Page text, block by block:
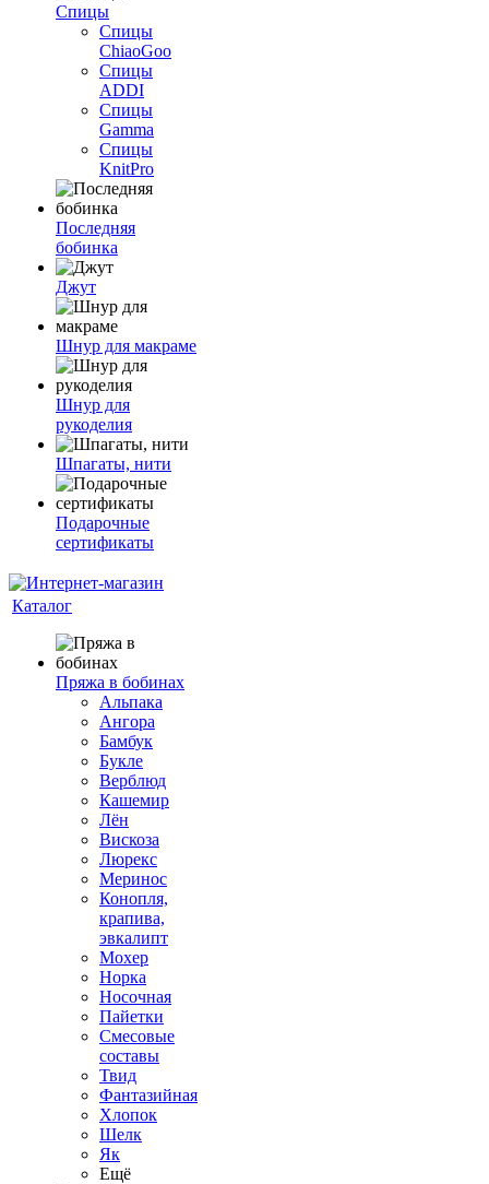
Спицы
Спицы
ChiaoGoo
Спицы
ADDI
Спицы
Gamma
Спицы
KnitPro
Последняя
бобинка
Джут
Шнур для макраме
Шнур для
рукоделия
Шпагаты, нити
Подарочные
сертификаты
Каталог
Пряжа в бобинах
Альпака
Ангора
Бамбук
Букле
Верблюд
Кашемир
Лён
Вискоза
Люрекс
Меринос
Конопля,
крапива,
эвкалипт
Мохер
Норка
Носочная
Пайетки
Смесовые
составы
Твид
Фантазийная
Хлопок
Шелк
Як
Ещё